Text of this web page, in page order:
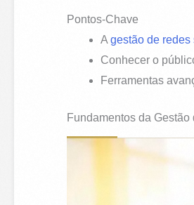
Pontos-Chave
Agestão de redes
Conhecer o
Ferramentas
Fundamentos da